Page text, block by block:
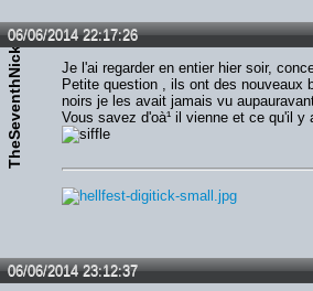
06/06/2014 22:17:26
TheSeventhNicko666
Je l'ai regarder en entier hier soir,
Petite question , ils ont des nouveaux
noirs je les avait jamais vu
Vous savez d'oà¹ il vienne et ce qu'il y
06/06/2014 23:12:37